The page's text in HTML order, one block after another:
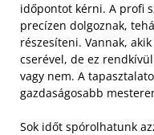
időpontot kérni. A profi
precízen dolgoznak,
részesíteni. Vannak,
cserével, de ez
vagy nem. A
gazdaságosabb
Sok időt spórolhatunk